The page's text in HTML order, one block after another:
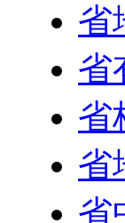
省
省
省
省
省